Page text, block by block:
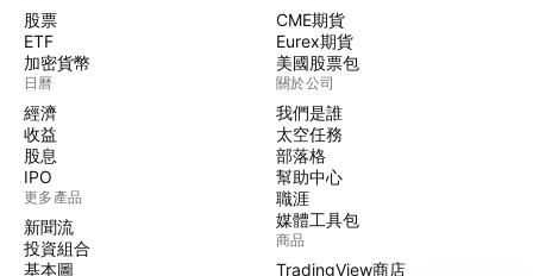
股票
ETF
加密貨幣
日曆
經濟
收益
股息
IPO
更多產品
新聞流
投資組合
基本圖
CME期貨
Eurex期貨
美國股票包
關於公司
我們是誰
太空任務
部落格
幫助中心
職涯
媒體工具包
商品
TradingView商店